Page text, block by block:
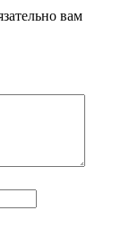
вам